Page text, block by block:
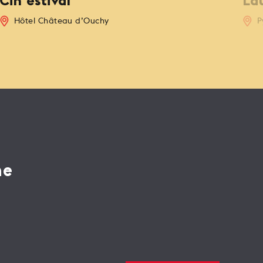
Hôtel Château d’Ouchy